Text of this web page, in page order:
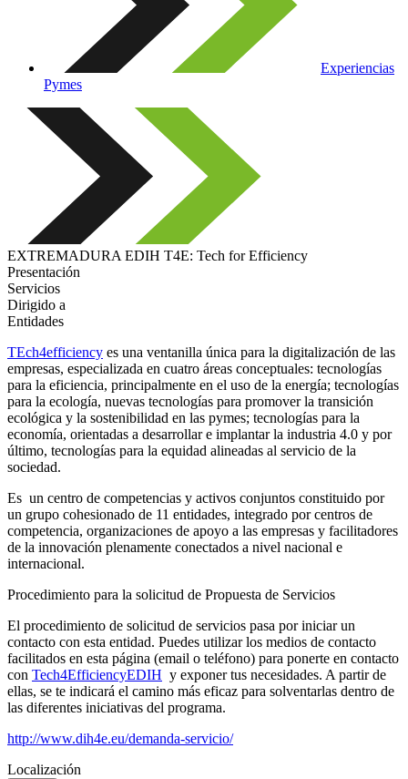
Experiencias
Pymes
EXTREMADURA EDIH T4E: Tech for Efficiency
Presentación
Servicios
Dirigido a
Entidades
TEch4efficiency es una ventanilla única para la digitalización de las
empresas, especializada en cuatro áreas conceptuales: tecnologías
para la eficiencia, principalmente en el uso de la energía; tecnologías
para la ecología, nuevas tecnologías para promover la transición
ecológica y la sostenibilidad en las pymes; tecnologías para la
economía, orientadas a desarrollar e implantar la industria 4.0 y por
último, tecnologías para la equidad alineadas al servicio de la
sociedad.
Es un centro de competencias y activos conjuntos constituido por
un grupo cohesionado de 11 entidades, integrado por centros de
competencia, organizaciones de apoyo a las empresas y facilitadores
de la innovación plenamente conectados a nivel nacional e
internacional.
Procedimiento para la solicitud de Propuesta de Servicios
El procedimiento de solicitud de servicios pasa por iniciar un
contacto con esta entidad. Puedes utilizar los medios de contacto
facilitados en esta página (email o teléfono) para ponerte en contacto
con Tech4EfficiencyEDIH y exponer tus necesidades. A partir de
ellas, se te indicará el camino más eficaz para solventarlas dentro de
las diferentes iniciativas del programa.
http://www.dih4e.eu/demanda-servicio/
Localización